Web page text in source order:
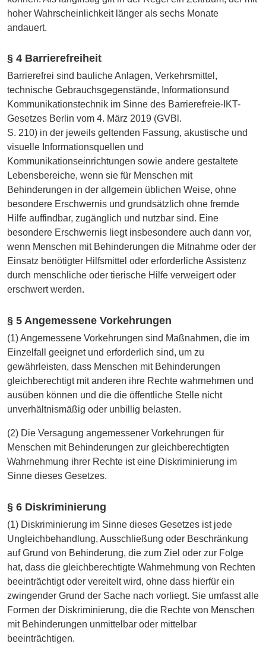
hoher Wahrscheinlichkeit länger als sechs Monate
andauert.
§ 4 Barrierefreiheit
Barrierefrei sind bauliche Anlagen, Verkehrsmittel,
technische Gebrauchsgegenstände, Informationsund
Kommunikationstechnik im Sinne des Barrierefreie-IKT-
Gesetzes Berlin vom 4. März 2019 (GVBl.
S. 210) in der jeweils geltenden Fassung, akustische und
visuelle Informationsquellen und
Kommunikationseinrichtungen sowie andere gestaltete
Lebensbereiche, wenn sie für Menschen mit
Behinderungen in der allgemein üblichen Weise, ohne
besondere Erschwernis und grundsätzlich ohne fremde
Hilfe auffindbar, zugänglich und nutzbar sind. Eine
besondere Erschwernis liegt insbesondere auch dann vor,
wenn Menschen mit Behinderungen die Mitnahme oder der
Einsatz benötigter Hilfsmittel oder erforderliche Assistenz
durch menschliche oder tierische Hilfe verweigert oder
erschwert werden.
§ 5 Angemessene Vorkehrungen
(1) Angemessene Vorkehrungen sind Maßnahmen, die im
Einzelfall geeignet und erforderlich sind, um zu
gewährleisten, dass Menschen mit Behinderungen
gleichberechtigt mit anderen ihre Rechte wahrnehmen und
ausüben können und die die öffentliche Stelle nicht
unverhältnismäßig oder unbillig belasten.
(2) Die Versagung angemessener Vorkehrungen für
Menschen mit Behinderungen zur gleichberechtigten
Wahrnehmung ihrer Rechte ist eine Diskriminierung im
Sinne dieses Gesetzes.
§ 6 Diskriminierung
(1) Diskriminierung im Sinne dieses Gesetzes ist jede
Ungleichbehandlung, Ausschließung oder Beschränkung
auf Grund von Behinderung, die zum Ziel oder zur Folge
hat, dass die gleichberechtigte Wahrnehmung von Rechten
beeinträchtigt oder vereitelt wird, ohne dass hierfür ein
zwingender Grund der Sache nach vorliegt. Sie umfasst alle
Formen der Diskriminierung, die die Rechte von Menschen
mit Behinderungen unmittelbar oder mittelbar
beeinträchtigen.